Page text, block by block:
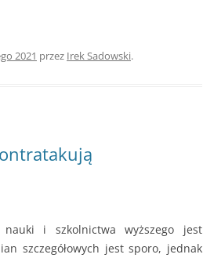
2021 przez Irek Sadowski.
i szkolnictwa wyższego jest
szczegółowych jest sporo, jednak